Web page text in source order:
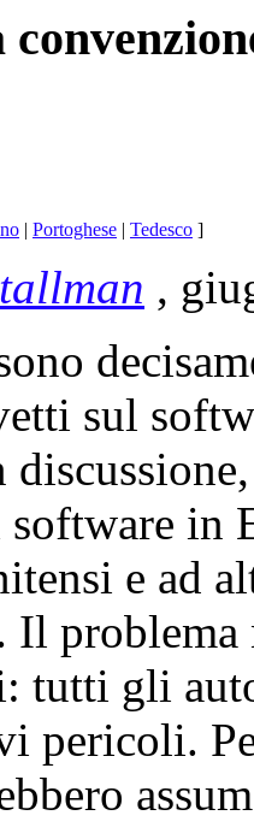
| Portoghese | Tedesco ]
,
sul
in
e ad
problema
tutti gli
pericoli.